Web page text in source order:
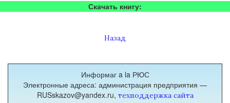
Скачать книгу:
Назад
Информаг a la РЮС
Электронные адреса: администрация предприятия —
RUSskazov@yandex.ru, техподдержка сайта